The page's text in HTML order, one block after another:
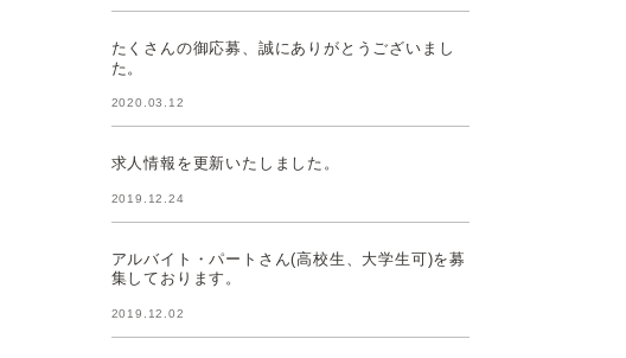
たくさんの御応募、誠にありがとうございまし
た。
2020.03.12
求人情報を更新いたしました。
2019.12.24
アルバイト・パートさん(高校生、大学生可)を募
集しております。
2019.12.02